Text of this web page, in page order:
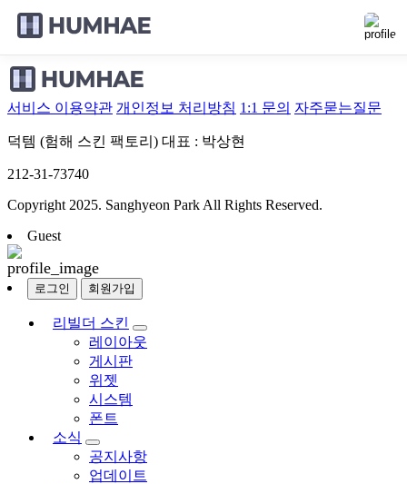
서비스 이용약관 개인정보 처리방침 1:1 문의 자주묻는질문
덕템 (험해 스킨 팩토리) 대표 : 박상현
212-31-73740
Copyright 2025. Sanghyeon Park All Rights Reserved.
Guest
로그인 회원가입
리빌더 스킨
레이아웃
게시판
위젯
시스템
폰트
소식
공지사항
업데이트